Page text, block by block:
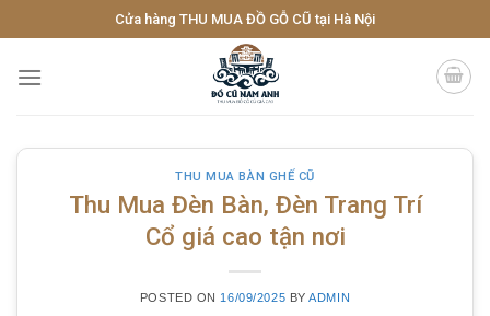
to
content
Cửa hàng THU MUA ĐỒ GỖ CŨ tại Hà Nội
THU MUA BÀN GHẾ CŨ
Thu Mua Đèn Bàn, Đèn Trang Trí
Cổ giá cao tận nơi
POSTED ON 16/09/2025 BYADMIN